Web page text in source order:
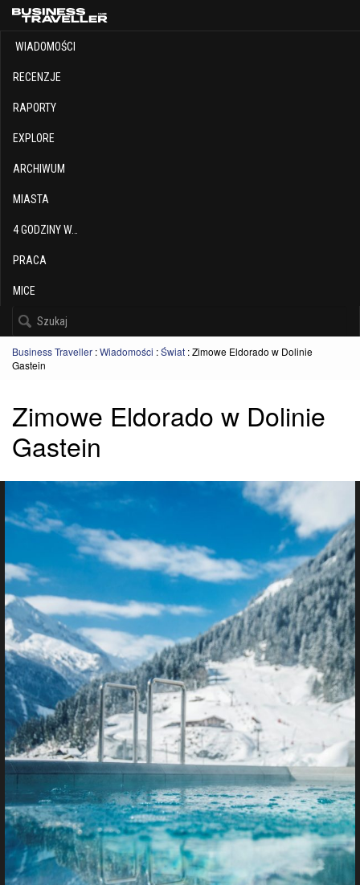
WIADOMOŚCI
RECENZJE
RAPORTY
EXPLORE
ARCHIWUM
MIASTA
4 GODZINY W…
PRACA
MICE
Business Traveller :Wiadomości :Świat :Zimowe Eldorado w Dolinie
Gastein
Zimowe Eldorado w Dolinie
Gastein